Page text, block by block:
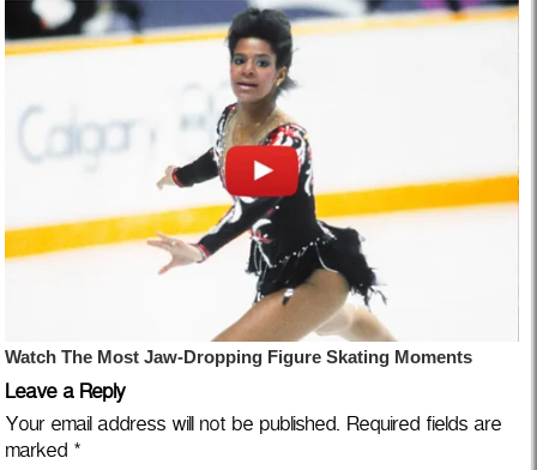
Leave a Reply
Your email address will not be published. Required fields are
marked *